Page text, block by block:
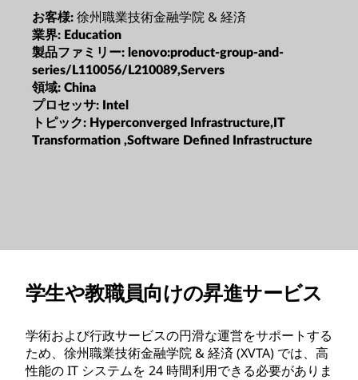
お客様: 徐州職業技術金融学院 & 経済
業界: Education
製品ファミリー: lenovo:product-group-and-
series/L110056/L210089,Servers
領域: China
プロセッサ: Intel
トピック: Hyperconverged Infrastructure,IT
Transformation ,Software Defined Infrastructure
学生や教職員向けの昇進サービス
学術および行政サービスの円滑な運営をサポートする
ため、徐州職業技術金融学院 & 経済 (XVTA) では、高
性能の IT システムを 24 時間利用できる必要がありま